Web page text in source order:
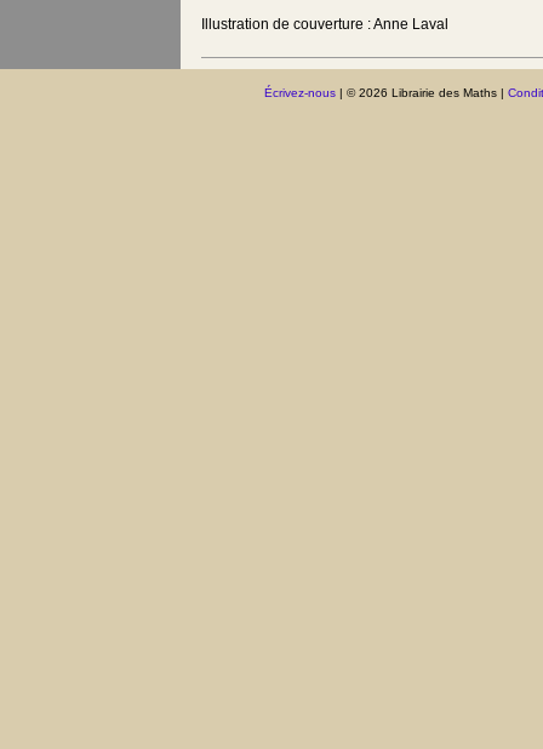
Illustration de couverture : Anne Laval
Écrivez-nous| © 2026 Librairie des Maths |